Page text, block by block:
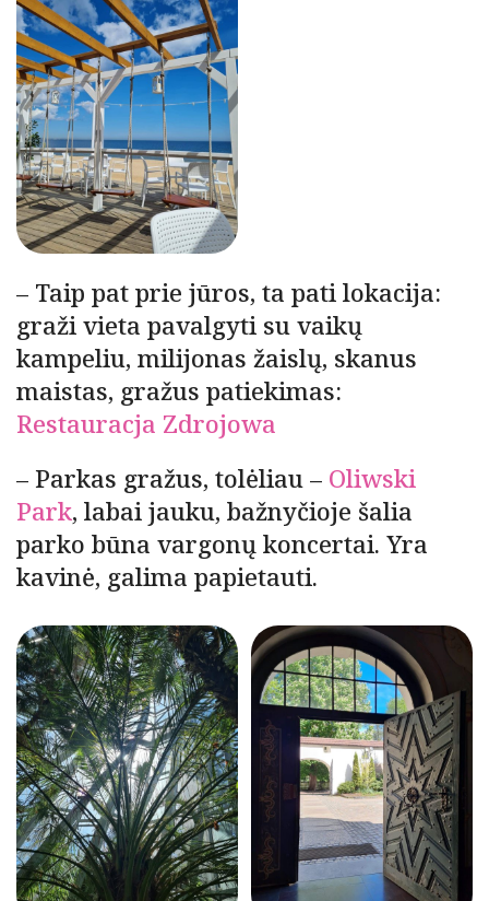
– Taip pat prie jūros, ta pati lokacija:
graži vieta pavalgyti su vaikų
kampeliu, milijonas žaislų, skanus
maistas, gražus patiekimas:
Restauracja Zdrojowa
– Parkas gražus, tolėliau – Oliwski
Park, labai jauku, bažnyčioje šalia
parko būna vargonų koncertai. Yra
kavinė, galima papietauti.